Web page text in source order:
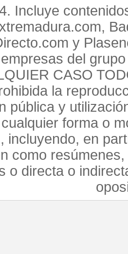
Incluye
y
empresas del
CASO
la
pública y
forma o
incluyendo, en
como
o directa o